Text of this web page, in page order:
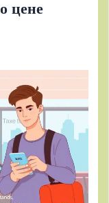
цене